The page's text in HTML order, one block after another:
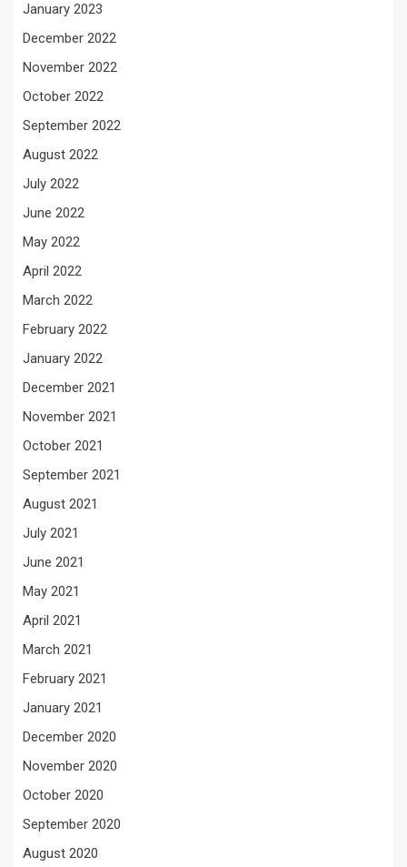
January 2023
December 2022
November 2022
October 2022
September 2022
August 2022
July 2022
June 2022
May 2022
April 2022
March 2022
February 2022
January 2022
December 2021
November 2021
October 2021
September 2021
August 2021
July 2021
June 2021
May 2021
April 2021
March 2021
February 2021
January 2021
December 2020
November 2020
October 2020
September 2020
August 2020